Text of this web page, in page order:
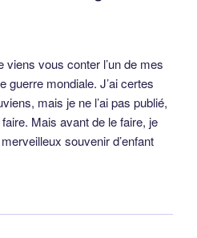
viens vous conter l’un de mes
guerre mondiale. J’ai certes
mais je ne l’ai pas publié,
Mais avant de le faire, je
souvenir d’enfant